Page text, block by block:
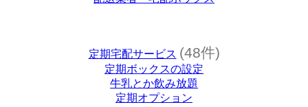
定期宅配サービス (48件)
定期ボックスの設定
牛乳とか飲み放題
定期オプション